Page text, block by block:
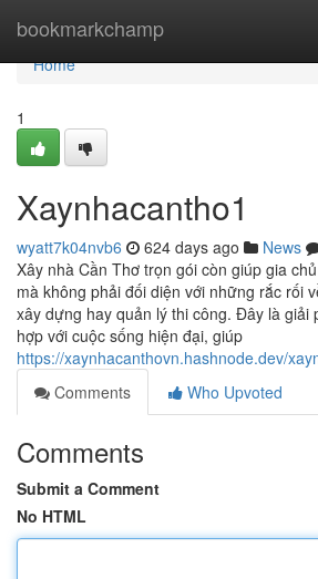
bookmarkchamp
Home
Home
1
Xaynhacantho1
wyatt7k04nvb6 624 days ago News
Xây nhà Cần Thơ trọn gói còn giúp gia
mà không phải đối diện với những rắc rối
xây dựng hay quản lý thi công. Đây là giải
hợp với cuộc sống hiện đại, giúp
https://xaynhacanthovn.hashnode.dev/
Comments
Who Upvoted
Comments
Submit a Comment
No HTML